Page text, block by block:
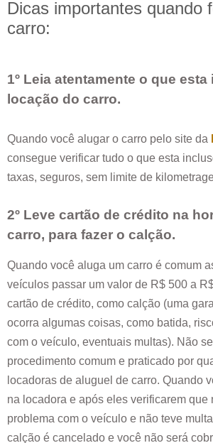
Dicas importantes quando
carro:
1º Leia atentamente o que
locação do carro.
Quando você alugar o carro pelo site da
consegue verificar tudo o que esta
taxas, seguros, sem limite de
2º Leve cartão de crédito na
carro, para fazer o calção.
Quando você aluga um carro é comum
veículos passar um valor de R$ 500 a
cartão de crédito, como calção (uma
ocorra algumas coisas, como batida,
com o veículo, eventuais multas). Não
procedimento comum e praticado por
locadoras de aluguel de carro. Quando
na locadora e após eles verificarem que
problema com o veículo e não teve
calção é cancelado e você não será